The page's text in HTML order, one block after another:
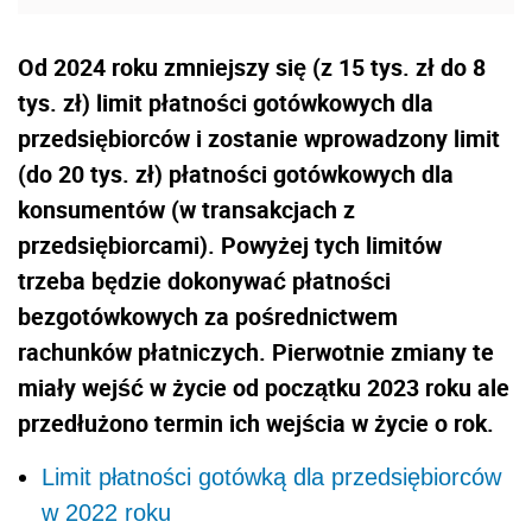
Od 2024 roku zmniejszy się (z 15 tys. zł do 8
tys. zł) limit płatności gotówkowych dla
przedsiębiorców i zostanie wprowadzony limit
(do 20 tys. zł) płatności gotówkowych dla
konsumentów (w transakcjach z
przedsiębiorcami). Powyżej tych limitów
trzeba będzie dokonywać płatności
bezgotówkowych za pośrednictwem
rachunków płatniczych. Pierwotnie zmiany te
miały wejść w życie od początku 2023 roku ale
przedłużono termin ich wejścia w życie o rok.
Limit płatności gotówką dla przedsiębiorców
w 2022 roku